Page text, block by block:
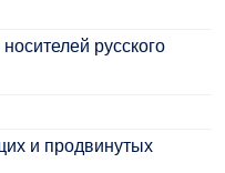
русского
и продвинутых